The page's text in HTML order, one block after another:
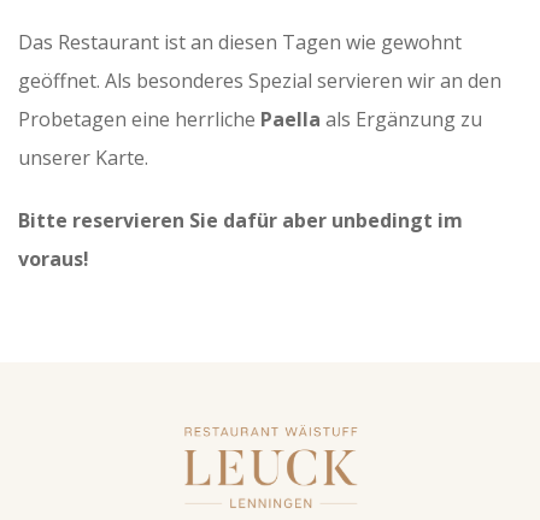
Das Restaurant ist an diesen Tagen wie gewohnt
geöffnet. Als besonderes Spezial servieren wir an den
Probetagen eine herrliche Paella als Ergänzung zu
unserer Karte.
Bitte reservieren Sie dafür aber unbedingt im
voraus!